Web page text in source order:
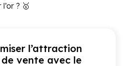
? 🥇
l’attraction
vente avec le